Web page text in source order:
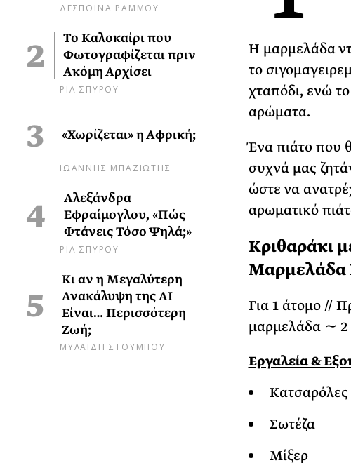
ΔΕΣΠΟΙΝΑ ΡΑΜΜΟΥ
Το Καλοκαίρι που
Φωτογραφίζεται πριν
Ακόμη Αρχίσει
ΡΙΑ ΣΠΥΡΟΥ
«Χωρίζεται» η Αφρική;
ΙΩΑΝΝΗΣ ΜΠΑΖΙΩΤΗΣ
Αλεξάνδρα
Εφραίμογλου, «Πώς
Φτάνεις Τόσο Ψηλά;»
ΡΙΑ ΣΠΥΡΟΥ
Κι αν η Μεγαλύτερη
Ανακάλυψη της AI
Είναι… Περισσότερη
Ζωή;
ΜΥΛΑΙΔΗ ΣΤΟΥΜΠΟΥ
Η μαρμελάδα
το
χταπόδι, ενώ
αρώματα.
Ένα πιάτο που
συχνά μας
ώστε να
αρωματικό
Κριθαράκι
Μαρμελάδα
Για 1 άτομο //
μαρμελάδα ∼ 2
Εργαλεία &
Κατσαρόλες
Σωτέζα
Μίξερ